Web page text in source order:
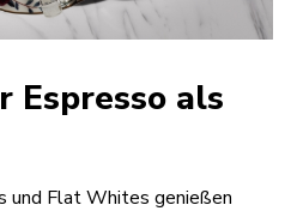
Espresso als
und Flat Whites genießen